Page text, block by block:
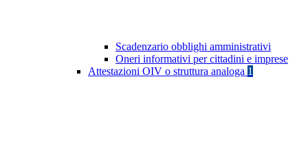
Scadenzario obblighi amministrativi
Oneri informativi per cittadini e imprese
Attestazioni OIV o struttura analoga 1